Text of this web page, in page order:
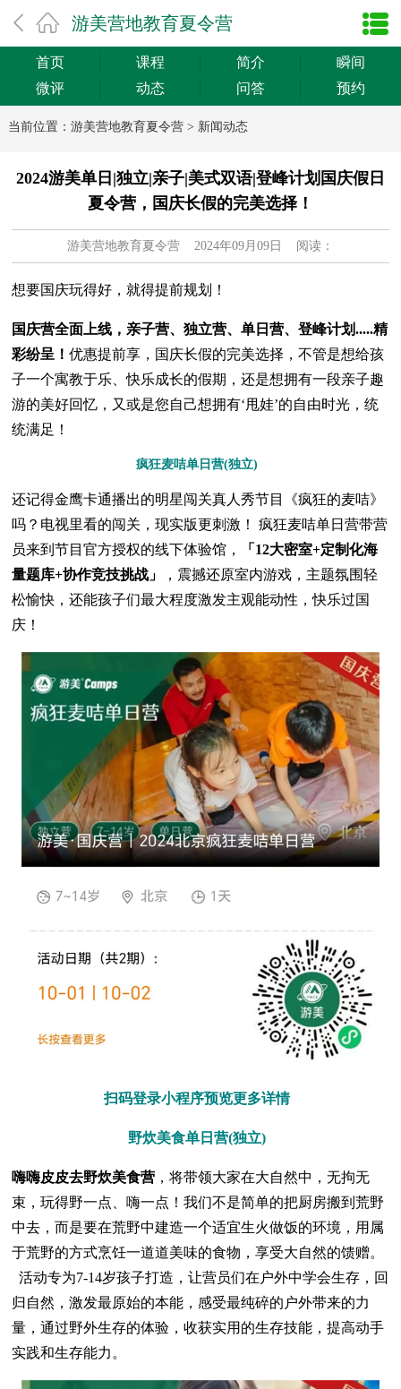
游美营地教育夏令营
首页 课程 简介
瞬间
微评
动态 问答 预约
当前位置： 游美营地教育夏令营> 新闻动态
2024游美单日|独立|亲子|美式双语|登峰计划国庆假日
夏令营，国庆长假的完美选择！
游美营地教育夏令营2024年09月09日 阅读：
想要国庆玩得好，就得提前规划！
国庆营全面上线，亲子营、独立营、单日营、登峰计划.....精
彩纷呈！优惠提前享，国庆长假的完美选择，不管是想给孩
子一个寓教于乐、快乐成长的假期，还是想拥有一段亲子趣
游的美好回忆，又或是您自己想拥有‘甩娃’的自由时光，统
统满足！
疯狂麦咭单日营(独立)
还记得金鹰卡通播出的明星闯关真人秀节目《疯狂的麦咭》
吗？电视里看的闯关，现实版更刺激！ 疯狂麦咭单日营带营
员来到节目官方授权的线下体验馆，
「12大密室+定制化海
量题库+协作竞技挑战」
，震撼还原室内游戏，主题氛围轻
松愉快，还能孩子们最大程度激发主观能动性，快乐过国
庆！
扫码登录小程序预览更多详情
野炊美食单日营(独立)
嗨嗨皮皮去野炊美食营 ，将带领大家在大自然中，无拘无
束，玩得野一点、嗨一点！我们不是简单的把厨房搬到荒野
中去，而是要在荒野中建造一个适宜生火做饭的环境，用属
于荒野的方式烹饪一道道美味的食物，享受大自然的馈赠。
活动专为7-14岁孩子打造，让营员们在户外中学会生存，回
归自然，激发最原始的本能，感受最纯碎的户外带来的力
量，通过野外生存的体验，收获实用的生存技能，提高动手
实践和生存能力。